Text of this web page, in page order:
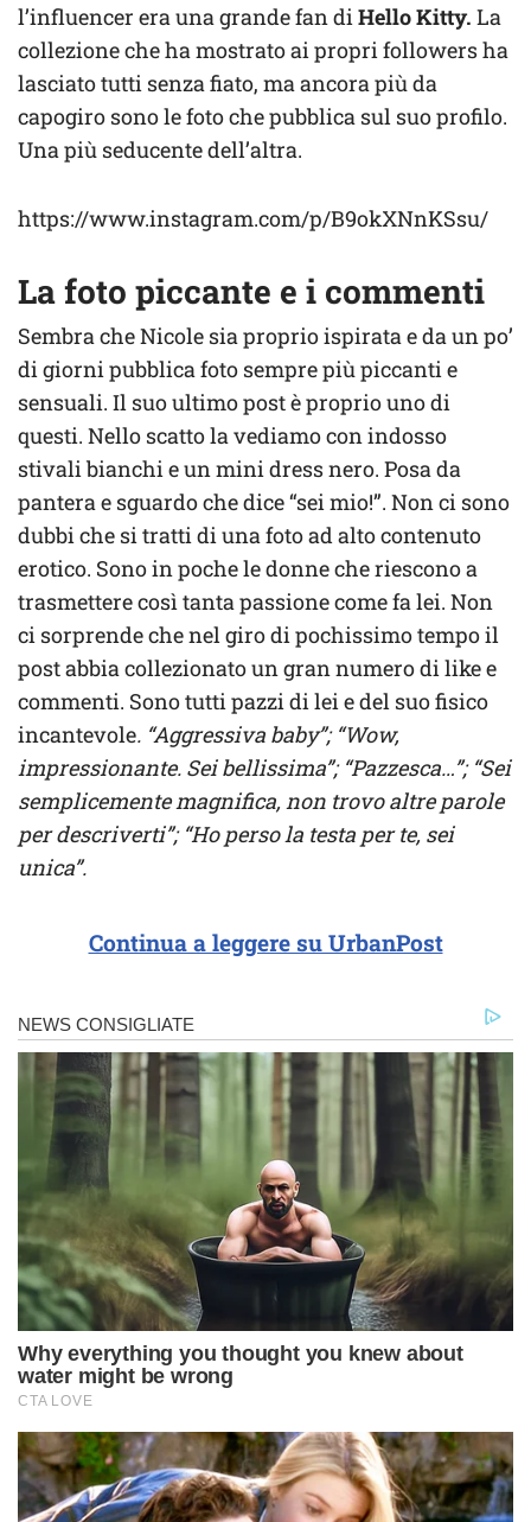
l’influencer era una grande fan di Hello Kitty. La
collezione che ha mostrato ai propri followers ha
lasciato tutti senza fiato, ma ancora più da
capogiro sono le foto che pubblica sul suo profilo.
Una più seducente dell’altra.
https://www.instagram.com/p/B9okXNnKSsu/
La foto piccante e i commenti
Sembra che Nicole sia proprio ispirata e da un po’
di giorni pubblica foto sempre più piccanti e
sensuali. Il suo ultimo post è proprio uno di
questi. Nello scatto la vediamo con indosso
stivali bianchi e un mini dress nero. Posa da
pantera e sguardo che dice “sei mio!”. Non ci sono
dubbi che si tratti di una foto ad alto contenuto
erotico. Sono in poche le donne che riescono a
trasmettere così tanta passione come fa lei. Non
ci sorprende che nel giro di pochissimo tempo il
post abbia collezionato un gran numero di like e
commenti. Sono tutti pazzi di lei e del suo fisico
incantevole. “Aggressiva baby”; “Wow,
impressionante. Sei bellissima”; “Pazzesca…”; “Sei
semplicemente magnifica, non trovo altre parole
per descriverti”; “Ho perso la testa per te, sei
unica”.
Continua a leggere su UrbanPost